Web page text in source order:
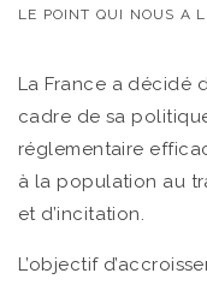
LE POINT QUI NOUS A
La France a décidé
cadre de sa
réglementaire
à la population au
et d’incitation.
L’objectif